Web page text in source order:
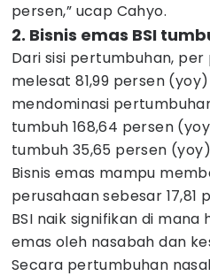
persen,” ucap Cahyo.
2. Bisnis emas BSI
Dari sisi pertumbuhan, per
melesat 81,99 persen
mendominasi
tumbuh 168,64 persen
tumbuh 35,65 persen
Bisnis emas mampu
perusahaan sebesar 17,81
BSI naik signifikan di
emas oleh nasabah dan
Secara pertumbuhan